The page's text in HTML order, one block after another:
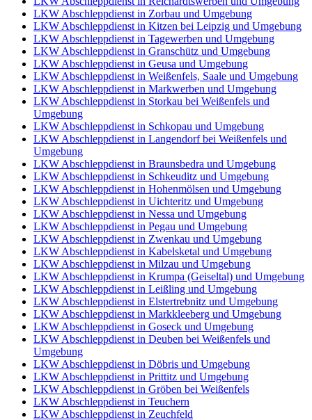
LKW Abschleppdienst in Zorbau und Umgebung
LKW Abschleppdienst in Kitzen bei Leipzig und Umgebung
LKW Abschleppdienst in Tagewerben und Umgebung
LKW Abschleppdienst in Granschütz und Umgebung
LKW Abschleppdienst in Geusa und Umgebung
LKW Abschleppdienst in Weißenfels, Saale und Umgebung
LKW Abschleppdienst in Markwerben und Umgebung
LKW Abschleppdienst in Storkau bei Weißenfels und
Umgebung
LKW Abschleppdienst in Schkopau und Umgebung
LKW Abschleppdienst in Langendorf bei Weißenfels und
Umgebung
LKW Abschleppdienst in Braunsbedra und Umgebung
LKW Abschleppdienst in Schkeuditz und Umgebung
LKW Abschleppdienst in Hohenmölsen und Umgebung
LKW Abschleppdienst in Uichteritz und Umgebung
LKW Abschleppdienst in Nessa und Umgebung
LKW Abschleppdienst in Pegau und Umgebung
LKW Abschleppdienst in Zwenkau und Umgebung
LKW Abschleppdienst in Kabelsketal und Umgebung
LKW Abschleppdienst in Milzau und Umgebung
LKW Abschleppdienst in Krumpa (Geiseltal) und Umgebung
LKW Abschleppdienst in Leißling und Umgebung
LKW Abschleppdienst in Elstertrebnitz und Umgebung
LKW Abschleppdienst in Markkleeberg und Umgebung
LKW Abschleppdienst in Goseck und Umgebung
LKW Abschleppdienst in Deuben bei Weißenfels und
Umgebung
LKW Abschleppdienst in Döbris und Umgebung
LKW Abschleppdienst in Prittitz und Umgebung
LKW Abschleppdienst in Gröben bei Weißenfels
LKW Abschleppdienst in Teuchern
LKW Abschleppdienst in Zeuchfeld